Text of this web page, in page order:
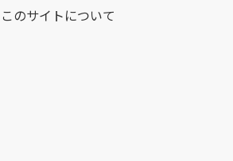
このサイトについて